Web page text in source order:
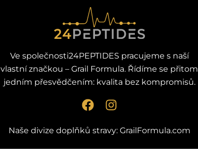
Ve společnosti24PEPTIDES pracujeme s naší
vlastní značkou – Grail Formula. Řídíme se přitom
jedním přesvědčením: kvalita bez kompromisů.
F
c
b
I
s
a
Naše divize doplňků stravy: GrailFormula.com